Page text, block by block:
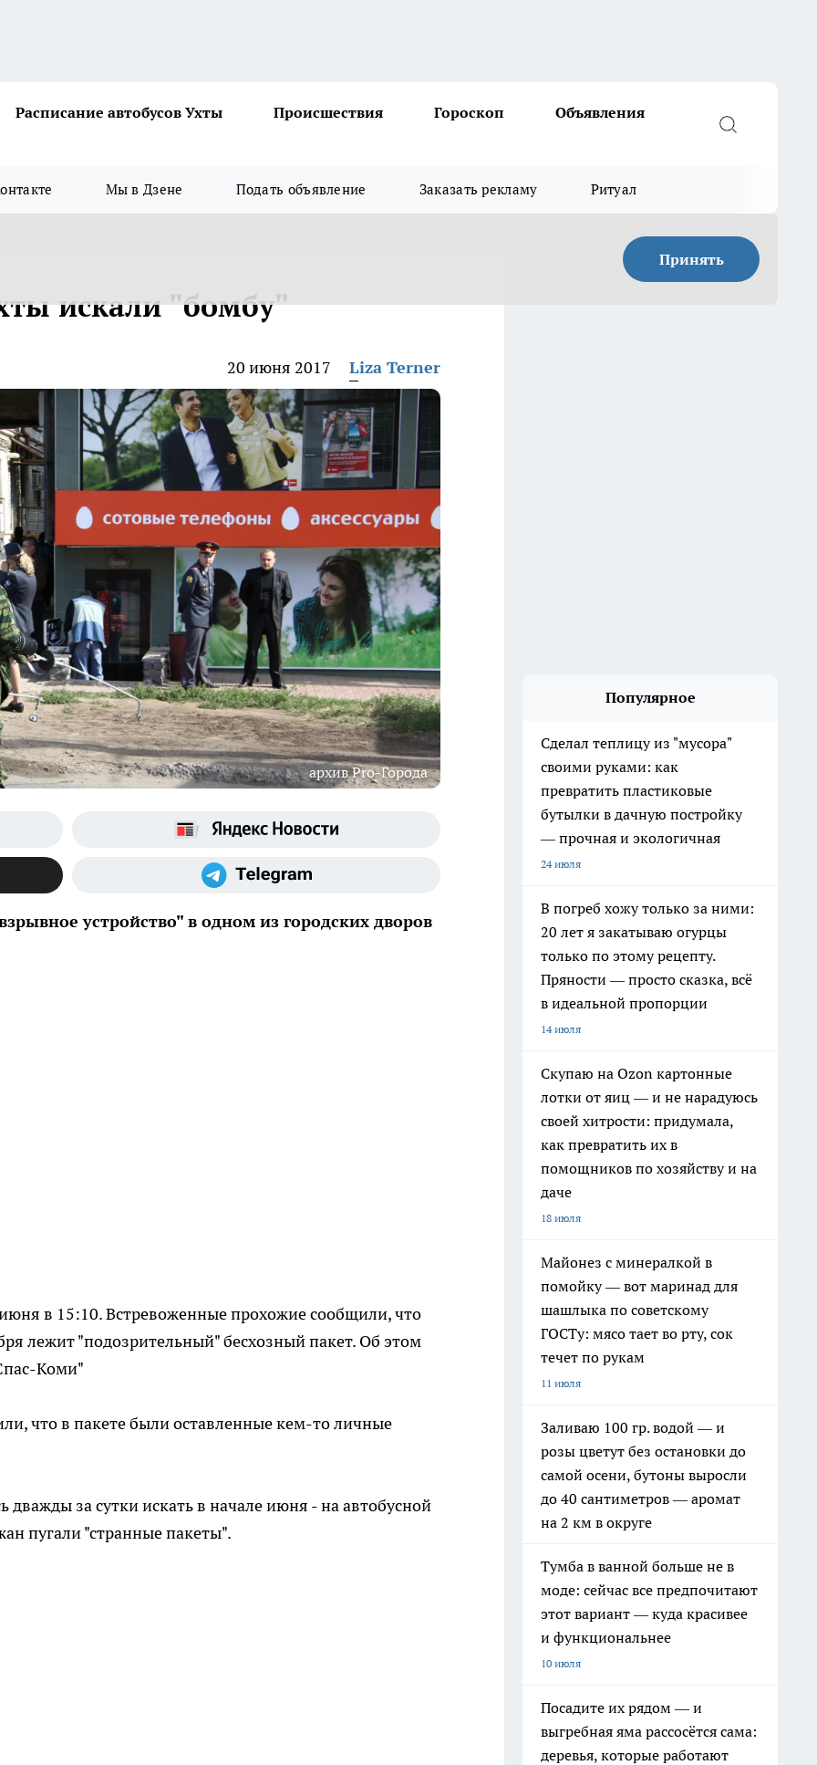
Расписание автобусов Ухты Происшествия Гороскоп Объявления
Мы в Дзене Подать объявление Заказать рекламу Ритуал
Принять
искали "бомбу"
20 июня 2017 Liza Terner
архив Pro-Города
устройство" в одном из городских дворов
в 15:10. Встревоженные прохожие сообщили, что
лежит "подозрительный" бесхозный пакет. Об этом
Коми"
что в пакете были оставленные кем-то личные
за сутки искать в начале июня - на автобусной
пугали "странные пакеты".
Популярное
Сделал теплицу из "мусора"
своими руками: как
превратить пластиковые
бутылки в дачную постройку
— прочная и экологичная
24 июля
В погреб хожу только за ними:
20 лет я закатываю огурцы
только по этому рецепту.
Пряности — просто сказка, всё
в идеальной пропорции
14 июля
Скупаю на Ozon картонные
лотки от яиц — и не нарадуюсь
своей хитрости: придумала,
как превратить их в
помощников по хозяйству и на
даче
18 июля
Майонез с минералкой в
помойку — вот маринад для
шашлыка по советскому
ГОСТу: мясо тает во рту, сок
течет по рукам
11 июля
Заливаю 100 гр. водой — и
розы цветут без остановки до
самой осени, бутоны выросли
до 40 сантиметров — аромат
на 2 км в округе
Тумба в ванной больше не в
моде: сейчас все предпочитают
этот вариант — куда красивее
и функциональнее
10 июля
Посадите их рядом — и
выгребная яма рассосётся сама:
деревья, которые работают